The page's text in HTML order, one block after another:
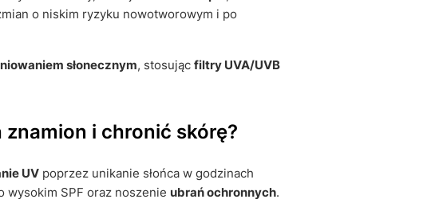
o niskim ryzyku nowotworowym i po
słonecznym, stosując filtry UVA/UVB
i chronić skórę?
UV poprzez unikanie słońca w godzinach
wysokim SPF oraz noszenie ubrań ochronnych.